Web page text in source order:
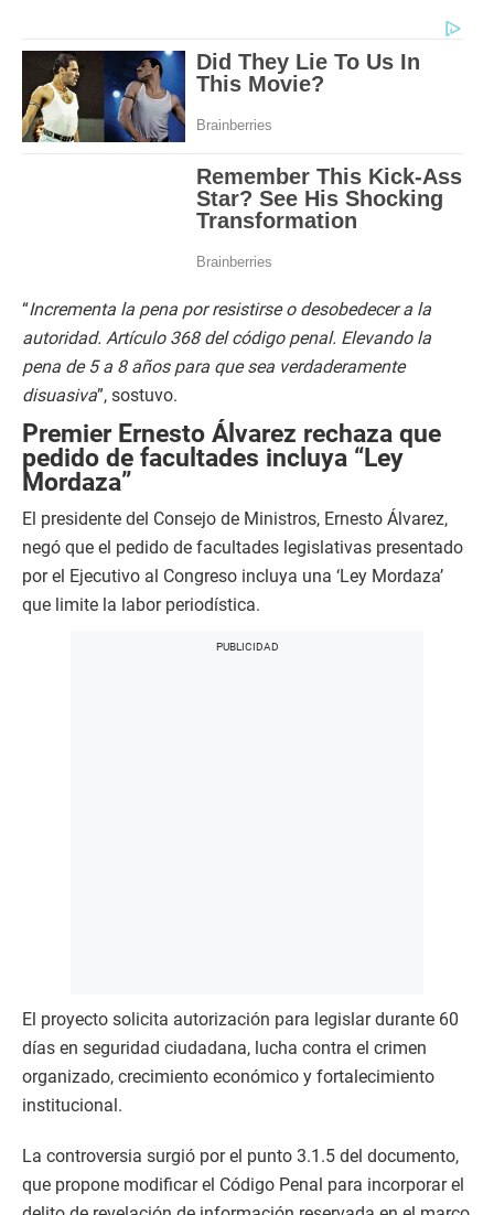
“Incrementa la pena por resistirse o desobedecer a la
autoridad. Artículo 368 del código penal. Elevando la
pena de 5 a 8 años para que sea verdaderamente
disuasiva”, sostuvo.
Premier Ernesto Álvarez rechaza que
pedido de facultades incluya “Ley
Mordaza”
El presidente del Consejo de Ministros, Ernesto Álvarez,
negó que el pedido de facultades legislativas presentado
por el Ejecutivo al Congreso incluya una ‘Ley Mordaza’
que limite la labor periodística.
El proyecto solicita autorización para legislar durante 60
días en seguridad ciudadana, lucha contra el crimen
organizado, crecimiento económico y fortalecimiento
institucional.
La controversia surgió por el punto 3.1.5 del documento,
que propone modificar el Código Penal para incorporar el